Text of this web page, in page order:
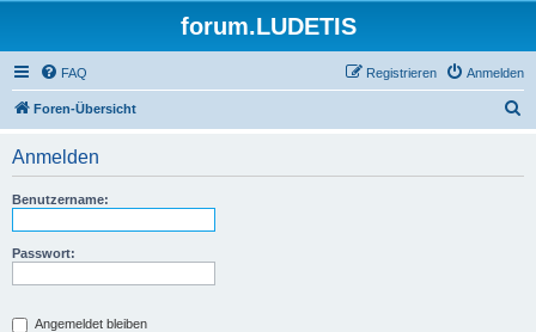
forum.LUDETIS
FAQ Anmelden
Registrieren
Foren-Übersicht
Anmelden
Benutzername:
Passwort:
Angemeldet bleiben